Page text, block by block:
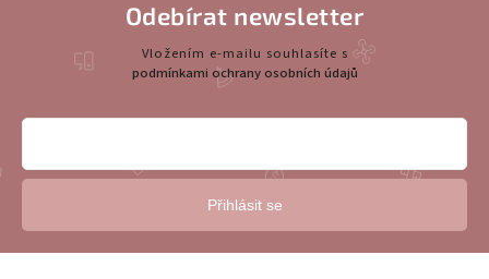
Odebírat newsletter
Vložením e-mailu souhlasíte s
podmínkami ochrany osobních údajů
Přihlásit se